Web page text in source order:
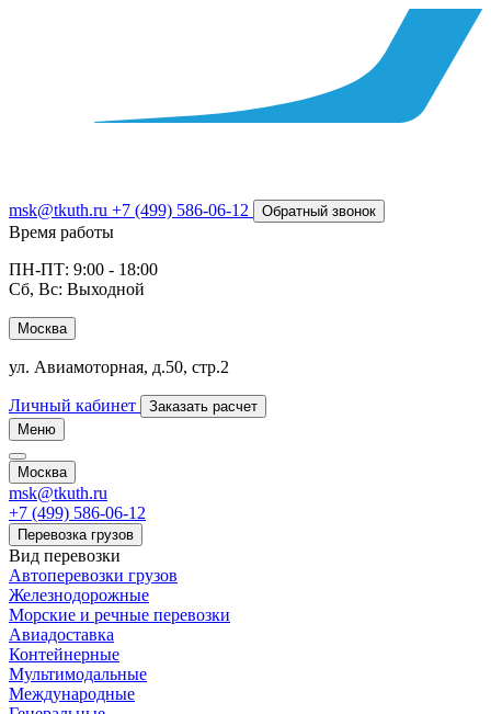
msk@tkuth.ru +7 (499) 586-06-12 Обратный звонок
Время работы
ПН-ПТ: 9:00 - 18:00
Сб, Вс: Выходной
Москва
ул. Авиамоторная, д.50, стр.2
Личный кабинет
Заказать расчет
Меню
Москва
msk@tkuth.ru
+7 (499) 586-06-12
Перевозка грузов
Вид перевозки
Автоперевозки грузов
Железнодорожные
Морские и речные перевозки
Авиадоставка
Контейнерные
Мультимодальные
Международные